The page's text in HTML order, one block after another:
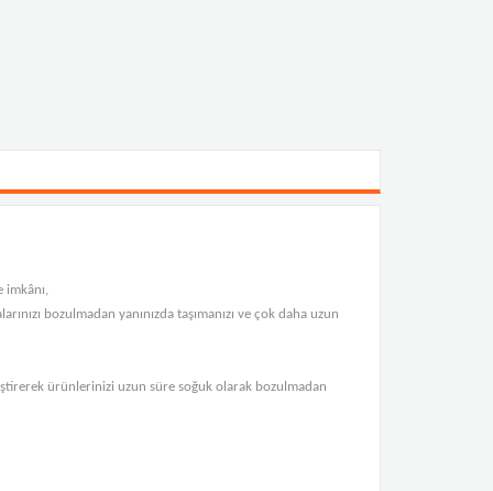
bozulmadan yanınızda taşımanızı ve çok daha uzun
ürünlerinizi uzun süre soğuk olarak bozulmadan